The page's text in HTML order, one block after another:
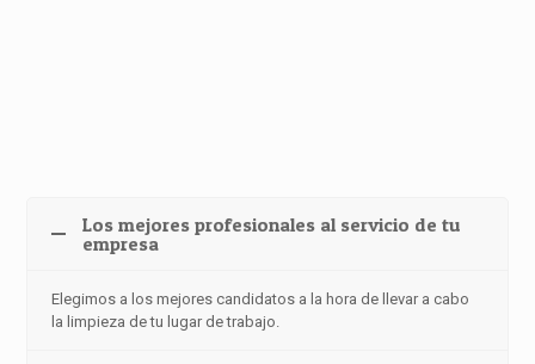
Los mejores profesionales al servicio de tu
empresa
Elegimos a los mejores candidatos a la hora de llevar a cabo
la limpieza de tu lugar de trabajo.